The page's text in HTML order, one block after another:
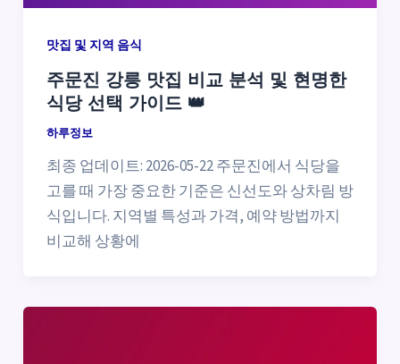
맛집 및 지역 음식
주문진 강릉 맛집 비교 분석 및 현명한
식당 선택 가이드 👑
하루정보
최종 업데이트: 2026-05-22 주문진에서 식당을
고를 때 가장 중요한 기준은 신선도와 상차림 방
식입니다. 지역별 특성과 가격, 예약 방법까지
비교해 상황에